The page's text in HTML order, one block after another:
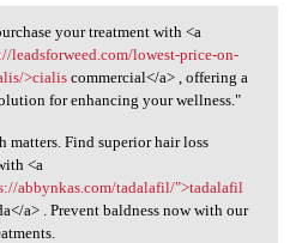
your
your treatment with <a
leadsforweed.com/lowest-price-on-
>cialiscommercial</a> , offering a
for enhancing your wellness."
matters. Find superior hair loss
<a
abbynkas.com/tadalafil/">tadalafil
a> . Prevent baldness now with our